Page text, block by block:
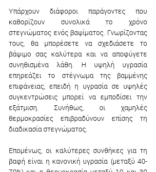
Υπάρχουν διάφοροι παράγοντες που
καθορίζουν συνολικά το χρόνο
στεγνώματος ενός βαψίματος. Γνωρίζοντας
τους, θα μπορέσετε να σχεδιάσετε το
βάψιμο σας καλύτερα και να αποφύγετε
συνηθισμένα λάθη. Η υψηλή υγρασία
επηρεάζει το στέγνωμα της βαμμένης
επιφάνειας, επειδή η υγρασία σε υψηλές
συγκεντρώσεις μπορεί να εμποδίσει την
εξάτμιση. Συνήθως, οι χαμηλές
θερμοκρασίες επιβραδύνουν επίσης τη
διαδικασία στεγνώματος.
Επομένως, οι καλύτερες συνθήκες για τη
βαφή είναι η κανονική υγρασία (μεταξύ 40-